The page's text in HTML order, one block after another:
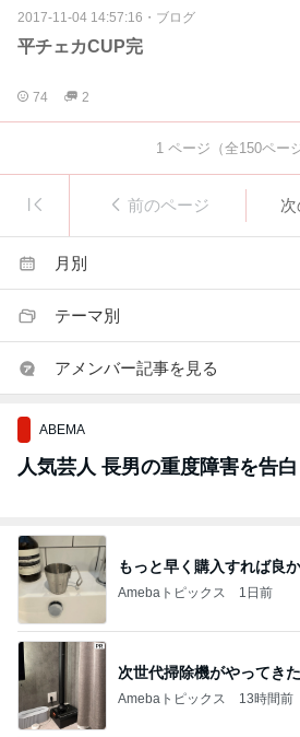
2017-11-04 14:57:16 ・ ブログ
平チェカCUP完
74 2
1 ページ（全150ペー
前のページ
月別
テーマ別
アメンバー記事を見る
ABEMA
人気芸人 長男の重度障害を告白
もっと早く購入すれば良
Amebaトピックス 1日前
次世代掃除機がやってきた
Amebaトピックス 13時間前